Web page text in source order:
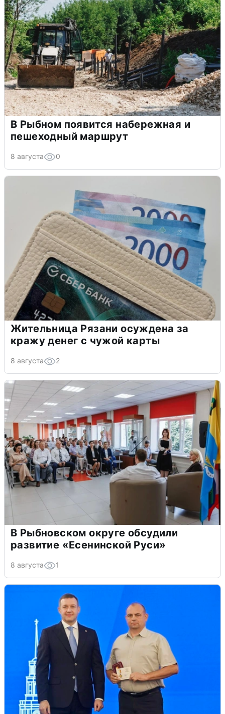
В Рыбном появится набережная и
пешеходный маршрут
8 августа 0
Жительница Рязани осуждена за
кражу денег с чужой карты
8 августа 2
В Рыбновском округе обсудили
развитие «Есенинской Руси»
8 августа 1